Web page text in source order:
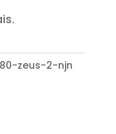
zeus-2-njn